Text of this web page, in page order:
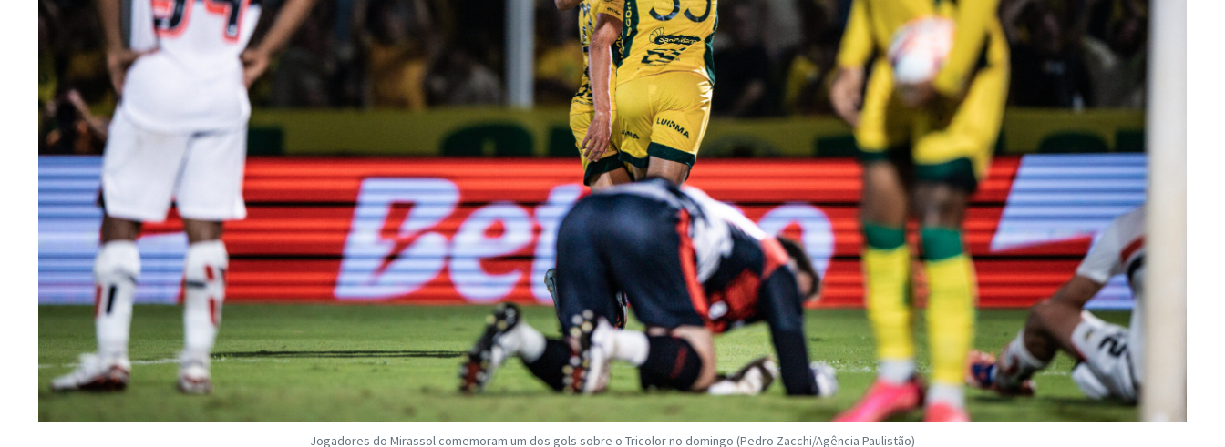
Jogadores do Mirassol comemoram um dos gols sobre o Tricolor no domingo (Pedro Zacchi/Agência Paulistão)